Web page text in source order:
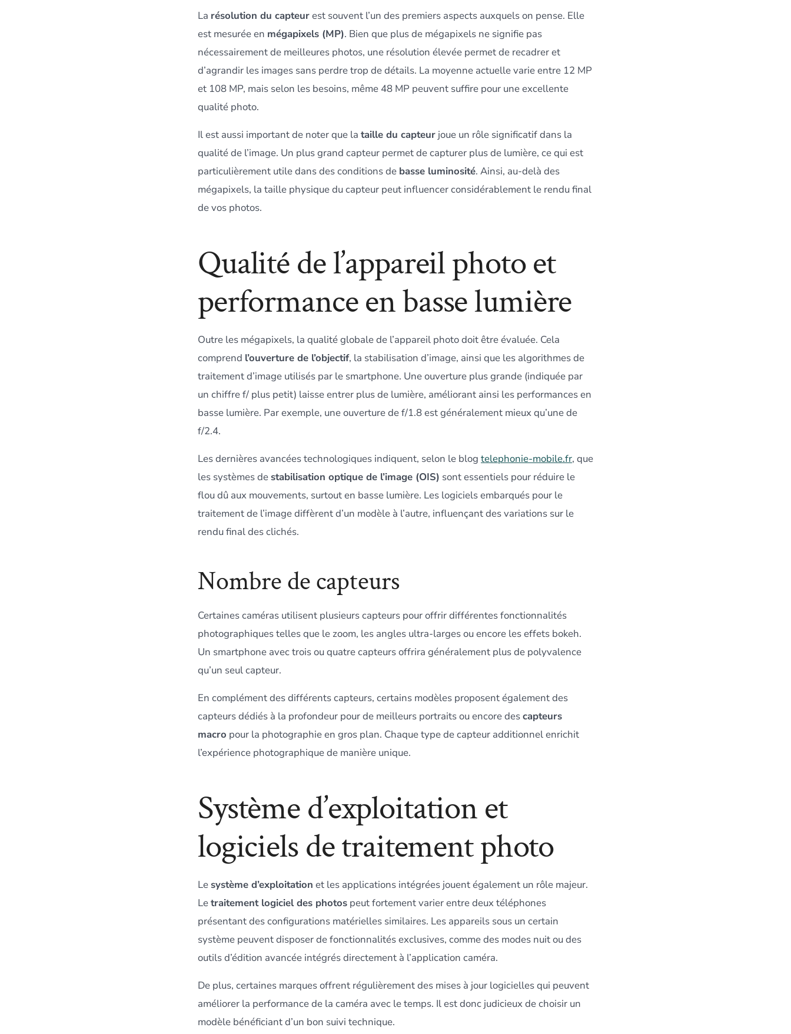
La résolution du capteurest souvent l’un des premiers aspects auxquels on pense. Elle
est mesurée en mégapixels (MP). Bien que plus de mégapixels ne signifie pas
nécessairement de meilleures photos, une résolution élevée permet de recadrer et
d’agrandir les images sans perdre trop de détails. La moyenne actuelle varie entre 12 MP
et 108 MP, mais selon les besoins, même 48 MP peuvent suffire pour une excellente
qualité photo.
Il est aussi important de noter que la taille du capteur joue un rôle significatif dans la
qualité de l’image. Un plus grand capteur permet de capturer plus de lumière, ce qui est
particulièrement utile dans des conditions de basse luminosité. Ainsi, au-delà des
mégapixels, la taille physique du capteur peut influencer considérablement le rendu final
de vos photos.
Qualité de l’appareil photo et
performance en basse lumière
Outre les mégapixels, la qualité globale de l’appareil photo doit être évaluée. Cela
comprend l’ouverture de l’objectif, la stabilisation d’image, ainsi que les algorithmes de
traitement d’image utilisés par le smartphone. Une ouverture plus grande (indiquée par
un chiffre f/ plus petit) laisse entrer plus de lumière, améliorant ainsi les performances en
basse lumière. Par exemple, une ouverture de f/1.8 est généralement mieux qu’une de
f/2.4.
Les dernières avancées technologiques indiquent, selon le blog telephonie-mobile.fr, que
les systèmes de stabilisation optique de l’image (OIS) sont essentiels pour réduire le
flou dû aux mouvements, surtout en basse lumière. Les logiciels embarqués pour le
traitement de l’image diffèrent d’un modèle à l’autre, influençant des variations sur le
rendu final des clichés.
Nombre de capteurs
Certaines caméras utilisent plusieurs capteurs pour offrir différentes fonctionnalités
photographiques telles que le zoom, les angles ultra-larges ou encore les effets bokeh.
Un smartphone avec trois ou quatre capteurs offrira généralement plus de polyvalence
qu’un seul capteur.
En complément des différents capteurs, certains modèles proposent également des
capteurs dédiés à la profondeur pour de meilleurs portraits ou encore descapteurs
macro pour la photographie en gros plan. Chaque type de capteur additionnel enrichit
l’expérience photographique de manière unique.
Système d’exploitation et
logiciels de traitement photo
Le système d’exploitation et les applications intégrées jouent également un rôle majeur.
Letraitement logiciel des photos peut fortement varier entre deux téléphones
présentant des configurations matérielles similaires. Les appareils sous un certain
système peuvent disposer de fonctionnalités exclusives, comme des modes nuit ou des
outils d’édition avancée intégrés directement à l’application caméra.
De plus, certaines marques offrent régulièrement des mises à jour logicielles qui peuvent
améliorer la performance de la caméra avec le temps. Il est donc judicieux de choisir un
modèle bénéficiant d’un bon suivi technique.